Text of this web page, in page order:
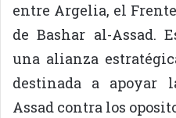
entre Argelia, el
de Bashar al-Assad.
una alianza
destinada a apoyar
Assad contra los